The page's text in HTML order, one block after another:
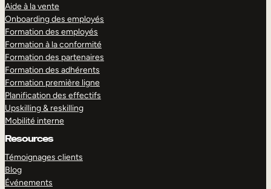
Aide à la vente
Onboarding des employés
Formation des employés
Formation à la conformité
Formation des partenaires
Formation des adhérents
Formation première ligne
Planification des effectifs
Upskilling & reskilling
Mobilité interne
Resources
Témoignages clients
Blog
Événements